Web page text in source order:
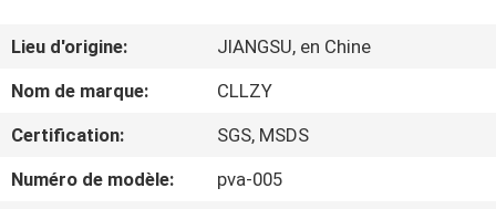
À
PROPOS
DE
Lieu d'origine:
JIANGSU, en Chine
Nom de marque:
CLLZY
Certification:
SGS, MSDS
Numéro de modèle:
pva-005